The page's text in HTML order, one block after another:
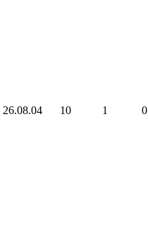
26.08.04 10 1 0